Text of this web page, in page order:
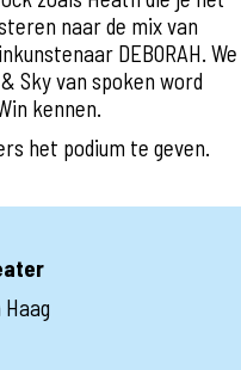
naar de mix van
DEBORAH. We
Sky van spoken word
kennen.
het podium te geven.